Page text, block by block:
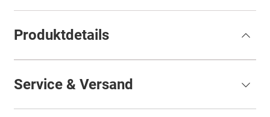
Produktdetails
Service & Versand